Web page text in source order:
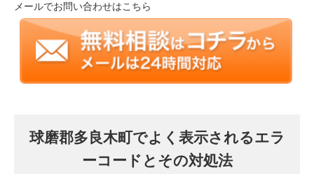
メールでお問い合わせはこちら
球磨郡多良木町でよく表示されるエラ
ーコードとその対処法